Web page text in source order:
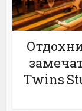
Twins